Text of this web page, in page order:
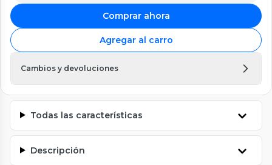
Comprar ahora
Agregar al carro
Cambios y devoluciones
Todas las características
Descripción